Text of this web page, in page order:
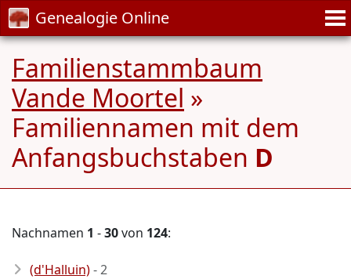
Genealogie Online
Familienstammbaum
Vande Moortel »
Familiennamen mit dem
Anfangsbuchstaben D
Nachnamen 1 -30von 124:
(d'Halluin)- 2